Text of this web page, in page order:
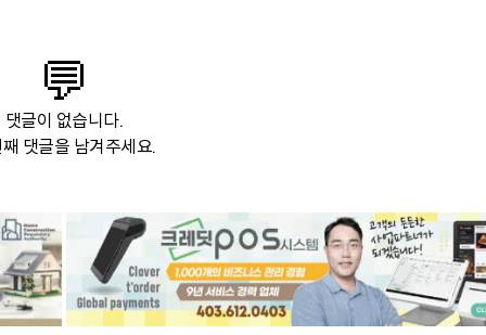
💬
댓글이 없습니다.
댓글을 남겨주세요.